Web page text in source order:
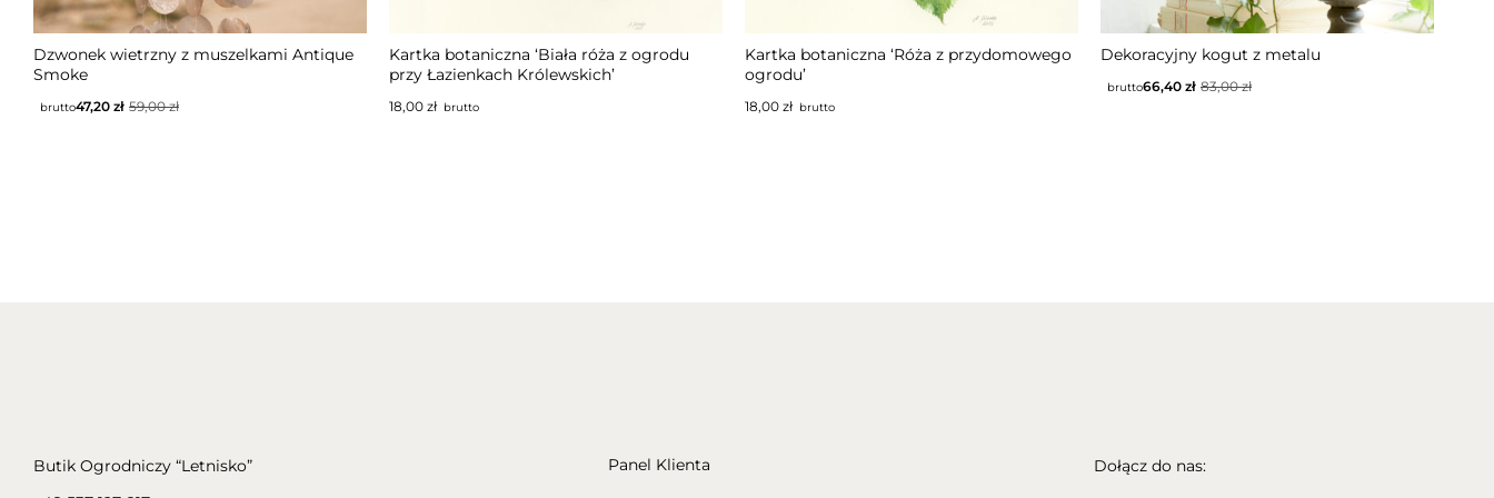
Dzwonek wietrzny z muszelkami Antique
Smoke
59,00zł
47,20 zł
brutto
Kartka botaniczna ‘Biała róża z ogrodu
przy Łazienkach Królewskich’
18,00 złbrutto
Kartka botaniczna ‘Róża z przydomowego
ogrodu’
18,00 złbrutto
NIEDOSTĘPNY
Dekoracyjny kogut z metalu
83,00zł
66,40 zł
brutto
Butik Ogrodniczy “Letnisko”
Panel Klienta Dołącz do nas: